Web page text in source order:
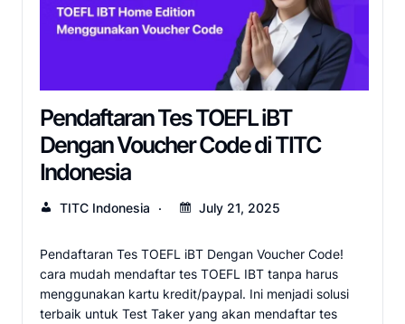
Pendaftaran Tes TOEFL iBT
Dengan Voucher Code di TITC
Indonesia
TITC Indonesia July 21, 2025
Pendaftaran Tes TOEFL iBT Dengan Voucher Code!
cara mudah mendaftar tes TOEFL IBT tanpa harus
menggunakan kartu kredit/paypal. Ini menjadi solusi
terbaik untuk Test Taker yang akan mendaftar tes